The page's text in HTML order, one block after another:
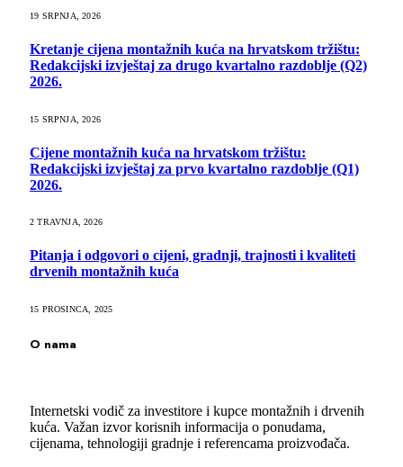
19 SRPNJA, 2026
Kretanje cijena montažnih kuća na hrvatskom tržištu:
Redakcijski izvještaj za drugo kvartalno razdoblje (Q2)
2026.
15 SRPNJA, 2026
Cijene montažnih kuća na hrvatskom tržištu:
Redakcijski izvještaj za prvo kvartalno razdoblje (Q1)
2026.
2 TRAVNJA, 2026
Pitanja i odgovori o cijeni, gradnji, trajnosti i kvaliteti
drvenih montažnih kuća
15 PROSINCA, 2025
O nama
Internetski vodič za investitore i kupce montažnih i drvenih
kuća. Važan izvor korisnih informacija o ponudama,
cijenama, tehnologiji gradnje i referencama proizvođača.